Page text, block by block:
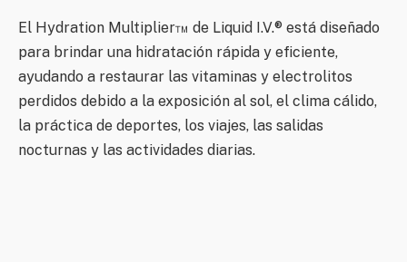
El Hydration Multiplier™ de Liquid I.V.® está diseñado
para brindar una hidratación rápida y eficiente,
ayudando a restaurar las vitaminas y electrolitos
perdidos debido a la exposición al sol, el clima cálido,
la práctica de deportes, los viajes, las salidas
nocturnas y las actividades diarias.